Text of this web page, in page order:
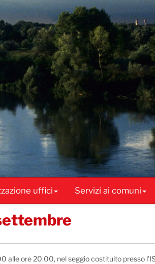
uffici Servizi ai comuni
alle ore 20.00, nel seggio costituito presso